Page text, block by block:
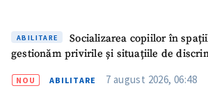
ABILITARE
Socializarea copiilor în
gestionăm privirile și situațiile de
NOU ABILITARE 7 august 2026, 06:48